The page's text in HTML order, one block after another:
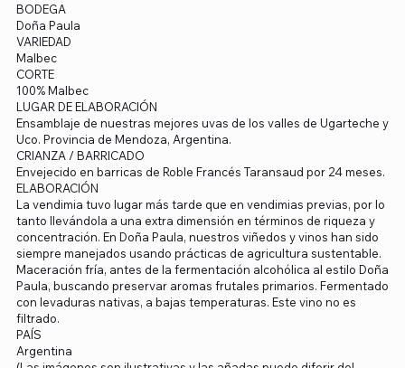
BODEGA
Doña Paula
VARIEDAD
Malbec
CORTE
100% Malbec
LUGAR DE ELABORACIÓN
Ensamblaje de nuestras mejores uvas de los valles de Ugarteche y
Uco. Provincia de Mendoza, Argentina.
CRIANZA / BARRICADO
Envejecido en barricas de Roble Francés Taransaud por 24 meses.
ELABORACIÓN
La vendimia tuvo lugar más tarde que en vendimias previas, por lo
tanto llevándola a una extra dimensión en términos de riqueza y
concentración. En Doña Paula, nuestros viñedos y vinos han sido
siempre manejados usando prácticas de agricultura sustentable.
Maceración fría, antes de la fermentación alcohólica al estilo Doña
Paula, buscando preservar aromas frutales primarios. Fermentado
con levaduras nativas, a bajas temperaturas. Este vino no es
filtrado.
PAÍS
Argentina